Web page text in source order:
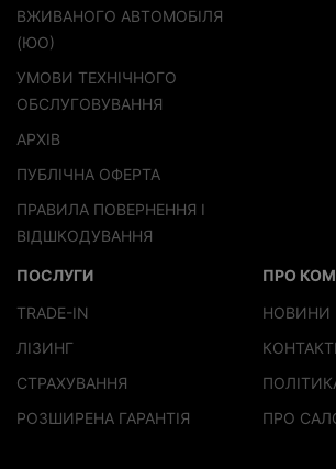
ВЖИВАНОГО АВТОМОБІЛЯ
(ЮО)
УМОВИ ТЕХНІЧНОГО
ОБСЛУГОВУВАННЯ
АРХІВ
ПУБЛІЧНА ОФЕРТА
ПРАВИЛА ПОВЕРНЕННЯ І
ВІДШКОДУВАННЯ
ПОСЛУГИ
TRADE-IN
ЛІЗИНГ
СТРАХУВАННЯ
РОЗШИРЕНА ГАРАНТІЯ
ПРО
НОВИНИ
ПРО